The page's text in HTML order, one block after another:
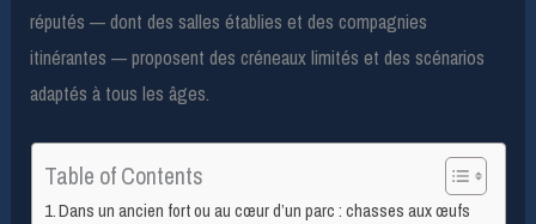
réputés — dont des salles établies et des compagnies
itinérantes — proposent des créneaux limités et des scénarios
adaptés à tous les âges.
Table of Contents
Dans un ancien fort ou au cœur d’un parc : chasses aux œufs